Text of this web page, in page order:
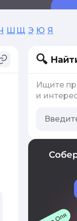
Ш Щ Э Ю Я
Ищите
и